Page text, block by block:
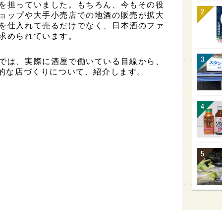
担っていました。もちろん、今もその役
ップや大手小売店での地酒の販売が拡大
仕入れて売るだけでなく、日本酒のファ
められています。
は、実際に酒屋で働いている目線から、
店づくりについて、紹介します。